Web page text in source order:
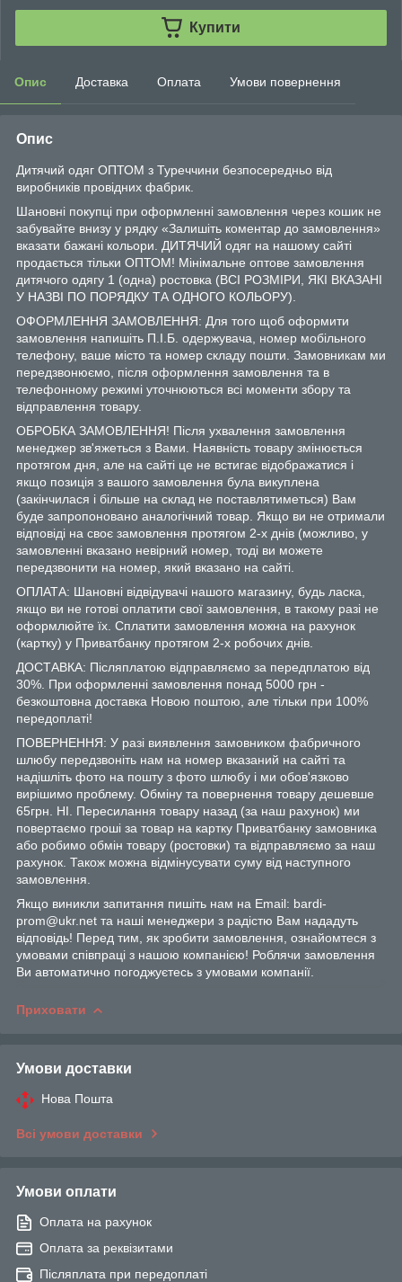
Купити
Опис Доставка Оплата Умови повернення
Опис
Дитячий одяг ОПТОМ з Туреччини безпосередньо від
виробників провідних фабрик.
Шановні покупці при оформленні замовлення через кошик не
забувайте внизу у рядку «Залишіть коментар до замовлення»
вказати бажані кольори. ДИТЯЧИЙ одяг на нашому сайті
продається тільки ОПТОМ! Мінімальне оптове замовлення
дитячого одягу 1 (одна) ростовка (ВСІ РОЗМІРИ, ЯКІ ВКАЗАНІ
У НАЗВІ ПО ПОРЯДКУ ТА ОДНОГО КОЛЬОРУ).
ОФОРМЛЕННЯ ЗАМОВЛЕННЯ: Для того щоб оформити
замовлення напишіть П.І.Б. одержувача, номер мобільного
телефону, ваше місто та номер складу пошти. Замовникам ми
передзвонюємо, після оформлення замовлення та в
телефонному режимі уточнюються всі моменти збору та
відправлення товару.
ОБРОБКА ЗАМОВЛЕННЯ! Після ухвалення замовлення
менеджер зв'яжеться з Вами. Наявність товару змінюється
протягом дня, але на сайті це не встигає відображатися і
якщо позиція з вашого замовлення була викуплена
(закінчилася і більше на склад не поставлятиметься) Вам
буде запропоновано аналогічний товар. Якщо ви не отримали
відповіді на своє замовлення протягом 2-х днів (можливо, у
замовленні вказано невірний номер, тоді ви можете
передзвонити на номер, який вказано на сайті.
ОПЛАТА: Шановні відвідувачі нашого магазину, будь ласка,
якщо ви не готові оплатити свої замовлення, в такому разі не
оформлюйте їх. Сплатити замовлення можна на рахунок
(картку) у Приватбанку протягом 2-х робочих днів.
ДОСТАВКА: Післяплатою відправляємо за передплатою від
30%. При оформленні замовлення понад 5000 грн -
безкоштовна доставка Новою поштою, але тільки при 100%
передоплаті!
ПОВЕРНЕННЯ: У разі виявлення замовником фабричного
шлюбу передзвоніть нам на номер вказаний на сайті та
надішліть фото на пошту з фото шлюбу і ми обов'язково
вирішимо проблему. Обміну та повернення товару дешевше
65грн. НІ. Пересилання товару назад (за наш рахунок) ми
повертаємо гроші за товар на картку Приватбанку замовника
або робимо обмін товару (ростовки) та відправляємо за наш
рахунок. Також можна відмінусувати суму від наступного
замовлення.
Якщо виникли запитання пишіть нам на Email: bardi-
prom@ukr.net та наші менеджери з радістю Вам нададуть
відповідь! Перед тим, як зробити замовлення, ознайомтеся з
умовами співпраці з нашою компанією! Роблячи замовлення
Ви автоматично погоджуєтесь з умовами компанії.
Приховати
Умови доставки
Нова Пошта
Всі умови доставки
Умови оплати
Оплата на рахунок
Оплата за реквізитами
Післяплата при передоплаті